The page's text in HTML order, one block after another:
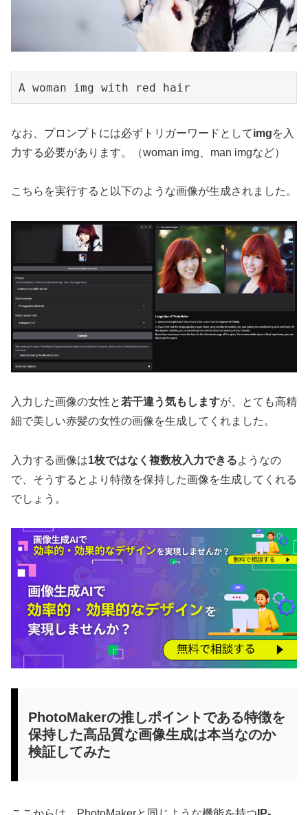
A woman img with red hair
なお、プロンプトには必ずトリガーワードとしてimgを入
力する必要があります。（woman img、man imgなど）
こちらを実行すると以下のような画像が生成されました。
入力した画像の女性と若干違う気もしますが、とても高精
細で美しい赤髪の女性の画像を生成してくれました。
入力する画像は1枚ではなく複数枚入力できるようなの
で、そうするとより特徴を保持した画像を生成してくれる
でしょう。
PhotoMakerの推しポイントである特徴を
保持した高品質な画像生成は本当なのか
検証してみた